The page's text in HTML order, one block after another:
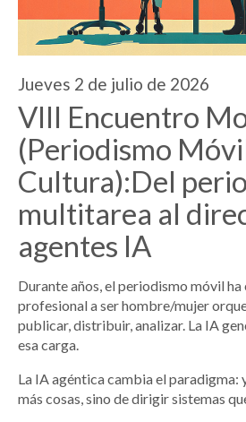
Jueves 2 de julio de 2026
VIII Encuentro
(Periodismo
Cultura):Del
multitarea al
agentes IA
Durante años, el periodismo móvil ha
profesional a ser hombre/mujer
publicar, distribuir, analizar. La IA
esa carga.
La IA agéntica cambia el paradigma:
más cosas, sino de dirigir sistemas